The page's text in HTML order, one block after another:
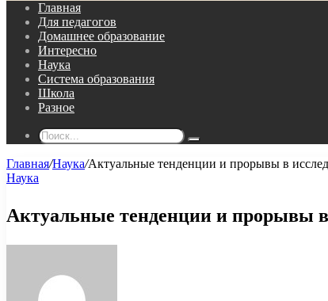
Главная
Для педагогов
Домашнее образование
Интересно
Наука
Система образования
Школа
Разное
Поиск...
Главная/Наука/Актуальные тенденции и прорывы в
Наука
Актуальные тенденции и прорывы